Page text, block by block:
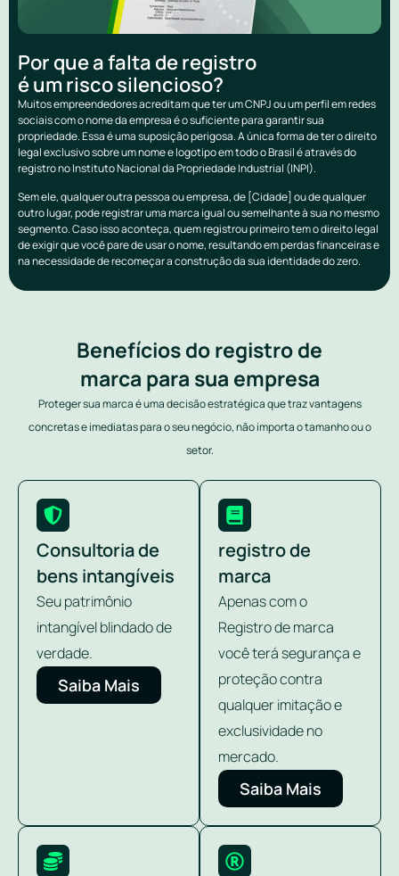
Por que a falta de registro
é um risco silencioso?
Muitos empreendedores acreditam que ter um CNPJ ou um perfil em redes
sociais com o nome da empresa é o suficiente para garantir sua
propriedade. Essa é uma suposição perigosa. A única forma de ter o direito
legal exclusivo sobre um nome e logotipo em todo o Brasil é através do
registro no Instituto Nacional da Propriedade Industrial (INPI).
Sem ele, qualquer outra pessoa ou empresa, de [Cidade] ou de qualquer
outro lugar, pode registrar uma marca igual ou semelhante à sua no mesmo
segmento. Caso isso aconteça, quem registrou primeiro tem o direito legal
de exigir que você pare de usar o nome, resultando em perdas financeiras e
na necessidade de recomeçar a construção da sua identidade do zero.
Benefícios do registro de
marca para sua empresa
Proteger sua marca é uma decisão estratégica que traz vantagens
concretas e imediatas para o seu negócio, não importa o tamanho ou o
setor.
Consultoria de
bens intangíveis
Seu patrimônio
intangível blindado de
verdade.
Saiba Mais
registro de
marca
Apenas com o
Registro de marca
você terá segurança e
proteção contra
qualquer imitação e
exclusividade no
mercado.
Saiba Mais